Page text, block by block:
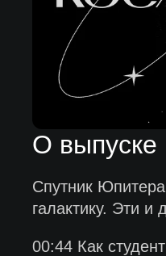
О выпуске
Спутник
галактику. Эти
00:44 Как